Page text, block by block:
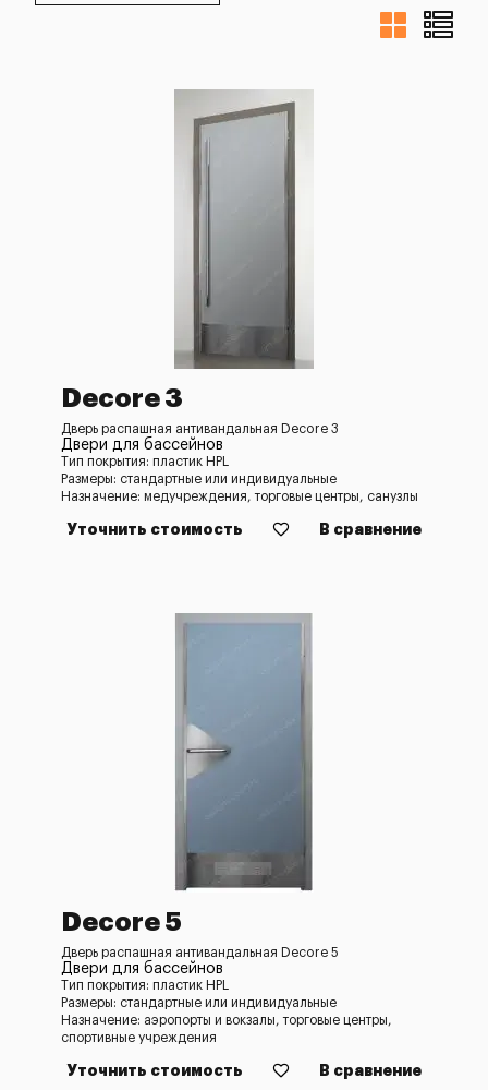
Decore 3
Дверь распашная антивандальная Decore 3
Двери для бассейнов
Тип покрытия: пластик HPL
Размеры: стандартные или индивидуальные
Назначение: медучреждения, торговые центры, санузлы
Уточнить стоимость В сравнение
Decore 5
Дверь распашная антивандальная Decore 5
Двери для бассейнов
Тип покрытия: пластик HPL
Размеры: стандартные или индивидуальные
Назначение: аэропорты и вокзалы, торговые центры,
спортивные учреждения
Уточнить стоимость В сравнение